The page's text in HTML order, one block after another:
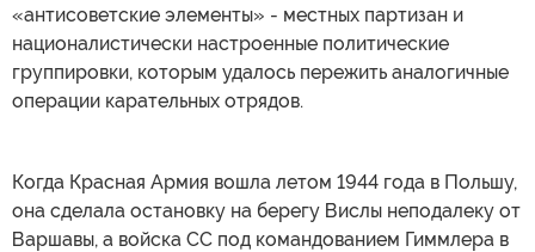
«антисоветские элементы» - местных партизан и
националистически настроенные политические
группировки, которым удалось пережить аналогичные
операции карательных отрядов.
Когда Красная Армия вошла летом 1944 года в Польшу,
она сделала остановку на берегу Вислы неподалеку от
Варшавы, а войска СС под командованием Гиммлера в